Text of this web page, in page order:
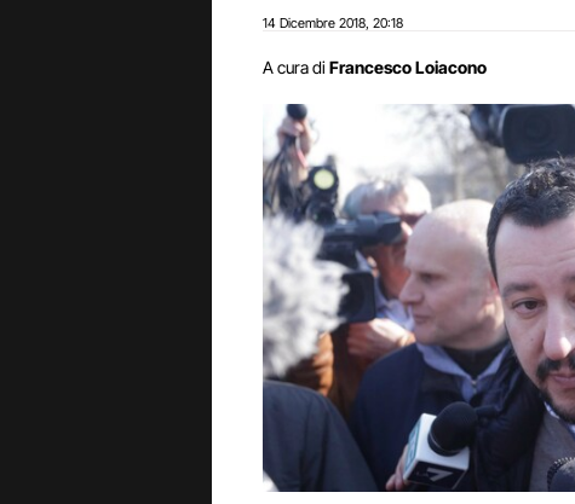
14 Dicembre 2018 20:18
A cura di Francesco Loiacono